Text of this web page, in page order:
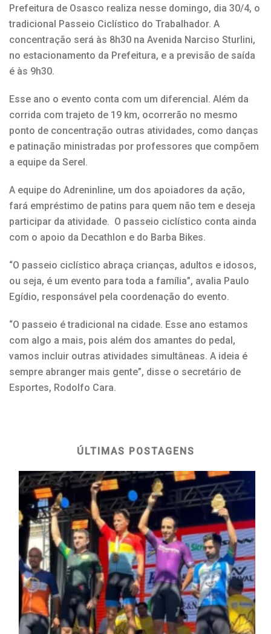
Prefeitura de Osasco realiza nesse domingo, dia 30/4, o
tradicional Passeio Ciclístico do Trabalhador. A
concentração será às 8h30 na Avenida Narciso Sturlini,
no estacionamento da Prefeitura, e a previsão de saída
é às 9h30.
Esse ano o evento conta com um diferencial. Além da
corrida com trajeto de 19 km, ocorrerão no mesmo
ponto de concentração outras atividades, como danças
e patinação ministradas por professores que compõem
a equipe da Serel.
A equipe do Adreninline, um dos apoiadores da ação,
fará empréstimo de patins para quem não tem e deseja
participar da atividade. O passeio ciclístico conta ainda
com o apoio da Decathlon e do Barba Bikes.
“O passeio ciclístico abraça crianças, adultos e idosos,
ou seja, é um evento para toda a família”, avalia Paulo
Egídio, responsável pela coordenação do evento.
“O passeio é tradicional na cidade. Esse ano estamos
com algo a mais, pois além dos amantes do pedal,
vamos incluir outras atividades simultâneas. A ideia é
sempre abranger mais gente”, disse o secretário de
Esportes, Rodolfo Cara.
ÚLTIMAS POSTAGENS